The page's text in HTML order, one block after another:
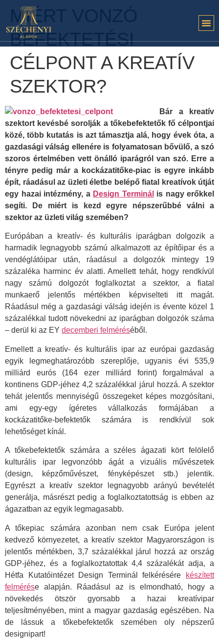
MIÉRT VONZÓ
BEFEKTETÉSI
CÉLPONT A KREATÍV
SZEKTOR?
Bár a kreatív
szektort kevésbé sorolják a tőkebefektetők fő célpontjai
közé, több kutatás is azt támasztja alá, hogy évek óta, a
gazdasági válság ellenére is folyamatosan bővülő, a szó
szoros értelmében vett önálló iparágról van szó. Erre a
tényre pedig már a kockázatitőke-piac is egyre inkább
épít, ráadásul az üzleti életbe belépő fiatal kreatívok útját
egy hazai intézmény, a Design Terminál is nagy erőkkel
segíti. De miért is kezd egyre népszerűbbé válni a
szektor az üzleti világ szemében?
Európában a kreatív- és kulturális iparágban dolgozik a
harmadik legnagyobb számú alkalmazott az építőipar és a
vendéglátóipar után, ráadásul a dolgozók mintegy 19
százaléka harminc év alatti. Amellett tehát, hogy rendkívül
nagy számú dolgozót foglalkoztat a szektor, a fiatal
munkaerő jelentős mértékben képviselteti itt magát.
Ráadásul még a gazdasági válság idején is évente közel 1
százalékkal tudott növekedni az iparágban dolgozók száma
– derül ki az EY decemberi felméréséből.
Emellett a kreatív- és kulturális ipar az európai gazdaság
egyik legmeghatározóbb szereplője, ugyanis évi 535,9
milliárd eurós (164 ezer milliárd forint) forgalmával a
kontinens GDP-jéhez 4,2 százalékkal járul hozzá. A szektor
tehát jelentős mennyiségű összegeket képes mozgósítani,
ami egy-egy ígéretes vállalkozás formájában a
kockázatitőke-befektetők számára is rendkívül sok
lehetőséget kínál.
A tőkebefektetők számára a széles ágazati kört felölelő
kulturális ipar legvonzóbb ágát a vizuális művészetek
(design, képzőművészet, fényképészet stb.) jelentik.
Egyrészt a kreatív szektor legnagyobb arányú bevételét
generálja, másrészt pedig a foglalkoztatottság is ebben az
ágazatban az egyik legmagasabb.
A tőkepiac számára azonban nem csak Európa jelent
kedvező környezetet, a kreatív szektor Magyarországon is
jelentős mértékben, 3,7 százalékkal járul hozzá az ország
GDP-jéhez, és a foglalkoztatottak 4,4 százalékát adja, a
Hétfa Kutatóintézet Design Terminál felkérésére
készített
felmérése alapján. Ráadásul az is elmondható, hogy a
növekedés ötször gyorsabb a hazai kreatívipar
teljesítményében, mint a magyar gazdaság egészében. Na
de lássuk a tőkebefektetők szemében oly népszerű
designipart!